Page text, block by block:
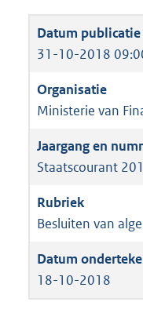
31-10-2018
Ministerie van
Staatscourant
Besluiten van
18-10-2018